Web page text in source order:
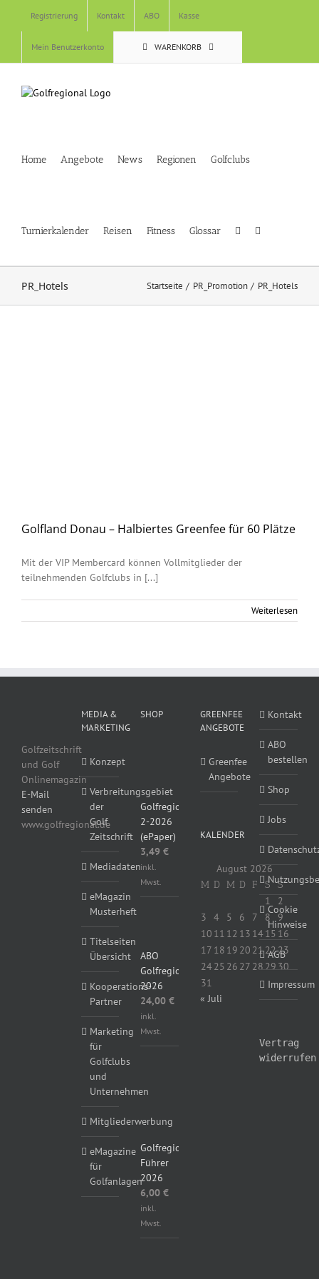
Registrierung Kontakt ABO Kasse
Mein Benutzerkonto WARENKORB
Home Angebote News Regionen Golfclubs
Turnierkalender Reisen Fitness Glossar
PR_Hotels Startseite PR_Promotion PR_Hotels
Golfland Donau – Halbiertes Greenfee für 60 Plätze
Mit der VIP Membercard können Vollmitglieder der
teilnehmenden Golfclubs in [...]
Weiterlesen
Golfzeitschrift
und Golf
Onlinemagazin
E-Mail
senden
www.golfregional.de
MEDIA &
MARKETING
Konzept
Verbreitungsgebiet
der
Golf
Zeitschrift
Mediadaten
eMagazin
Musterheft
Titelseiten
Übersicht
Kooperations-
Partner
Marketing
für
Golfclubs
und
Unternehmen
Mitgliederwerbung
eMagazine
für
Golfanlagen
SHOP
Golfregional
2-2026
(ePaper)
3,49€
inkl.
Mwst.
ABO
Golfregional
2026
24,00€
inkl.
Mwst.
Golfregional
Führer
2026
6,00€
inkl.
Mwst.
GREENFEE
ANGEBOTE
Greenfee
Angebote
KALENDER
August 2026
M D M D F S S
1
2
3
4 5 6 7 8 9
10 11 12 13 1415 16
17 18 19 20 212223
2425 26 27 282930
31
« Juli
Kontakt
ABO
bestellen
Shop
Jobs
Cookie
Hinweise
AGB
Impressum
Vertrag
widerrufen